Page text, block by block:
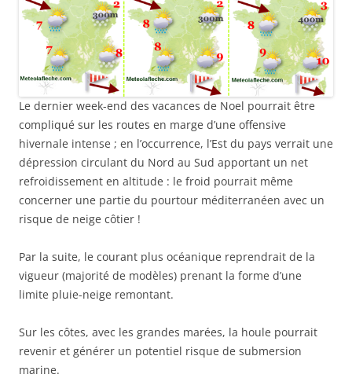
Le dernier week-end des vacances de Noel pourrait être
compliqué sur les routes en marge d’une offensive
hivernale intense ; en l’occurrence, l’Est du pays verrait une
dépression circulant du Nord au Sud apportant un net
refroidissement en altitude : le froid pourrait même
concerner une partie du pourtour méditerranéen avec un
risque de neige côtier !
Par la suite, le courant plus océanique reprendrait de la
vigueur (majorité de modèles) prenant la forme d’une
limite pluie-neige remontant.
Sur les côtes, avec les grandes marées, la houle pourrait
revenir et générer un potentiel risque de submersion
marine.